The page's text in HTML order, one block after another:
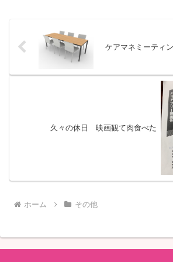
ケアマネミーティ
久々の休日 映画観て肉食べた
ホーム その他